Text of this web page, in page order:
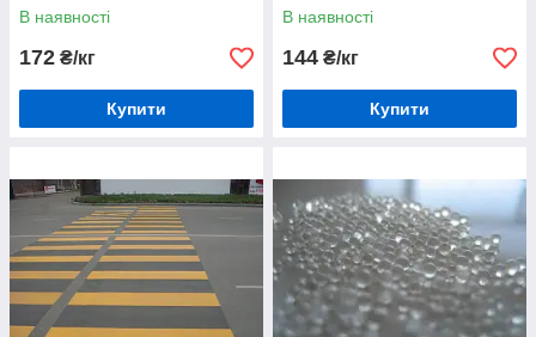
В наявності
172 ₴/кг
Купити
В наявності
144 ₴/кг
Купити